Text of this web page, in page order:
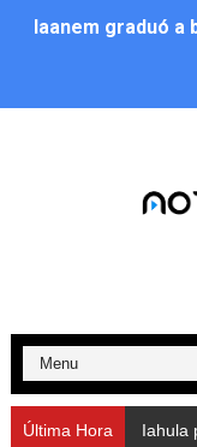
Iaanem graduó a
Alcalde Nelson
Nevado Gas
Balance
Última Hora Iahula